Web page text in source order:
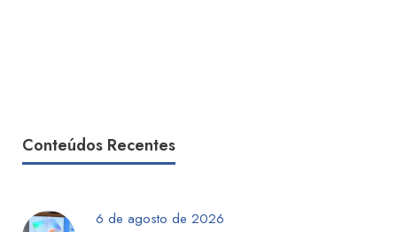
Conteúdos Recentes
6 de agosto de 2026